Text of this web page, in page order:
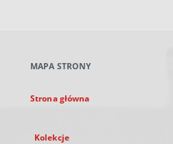
karcie
MAPA STRONY
Strona główna
Kolekcje